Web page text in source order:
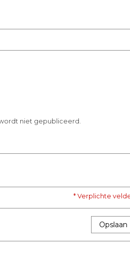
niet gepubliceerd.
* Verplichte
Opslaan